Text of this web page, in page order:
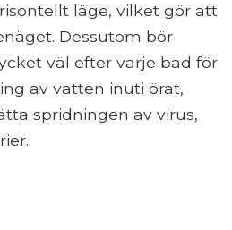
läge, vilket gör att
Dessutom bör
väl efter varje bad för
av vatten inuti örat,
spridningen av virus,